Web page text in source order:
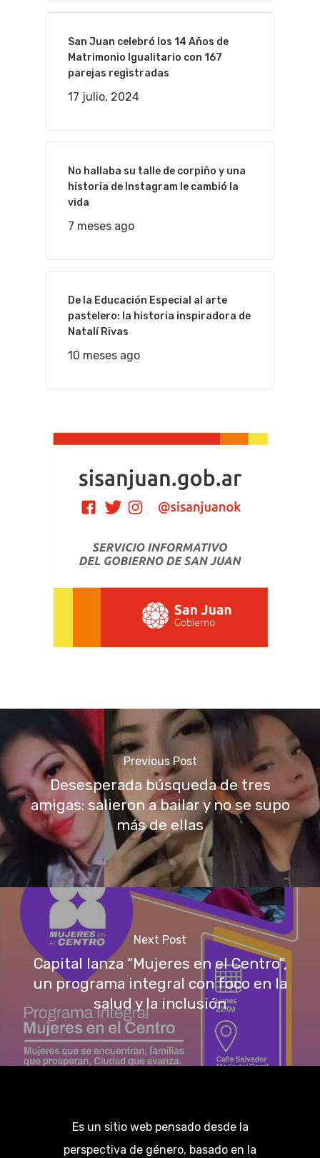
San Juan celebró los 14 Años de
Matrimonio Igualitario con 167
parejas registradas
17 julio, 2024
No hallaba su talle de corpiño y una
historia de Instagram le cambió la
vida
7 meses ago
De la Educación Especial al arte
pastelero: la historia inspiradora de
Natalí Rivas
10 meses ago
Previous Post
Desesperada búsqueda de tres
amigas: salieron a bailar y no se supo
más de ellas
Next Post
Capital lanza “Mujeres en el Centro”,
un programa integral con foco en la
salud y la inclusión
Es un sitio web pensado desde la
perspectiva de género, basado en la